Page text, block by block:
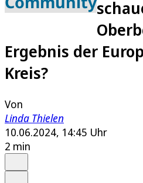
Ergebnis der
Kreis?
Von
Linda Thielen
10.06.2024, 14:45 Uhr
2 min